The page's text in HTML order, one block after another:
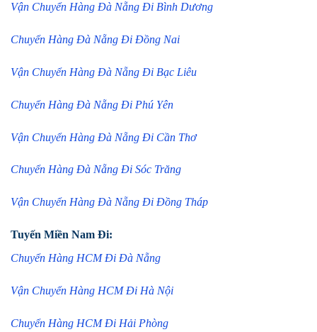
Vận Chuyển Hàng Đà Nẵng Đi Bình Dương
Chuyển Hàng Đà Nẵng Đi Đồng Nai
Vận Chuyển Hàng Đà Nẵng Đi Bạc Liêu
Chuyển Hàng Đà Nẵng Đi Phú Yên
Vận Chuyển Hàng Đà Nẵng Đi Cần Thơ
Chuyển Hàng Đà Nẵng Đi Sóc Trăng
Vận Chuyển Hàng Đà Nẵng Đi Đồng Tháp
Tuyến Miền Nam Đi:
Chuyển Hàng HCM Đi Đà Nẵng
Vận Chuyển Hàng HCM Đi Hà Nội
Chuyển Hàng HCM Đi Hải Phòng